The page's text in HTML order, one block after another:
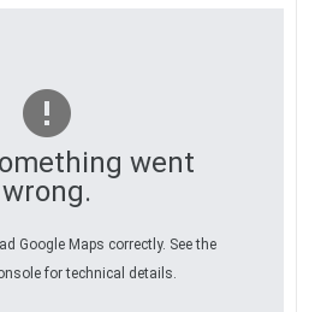
went
wrong.
Google Maps correctly. See the
for technical details.